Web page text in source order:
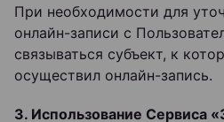
При необходимости для
онлайн-записи с
связываться субъект, к
осуществил онлайн-запись.
3. Использование Сервиса